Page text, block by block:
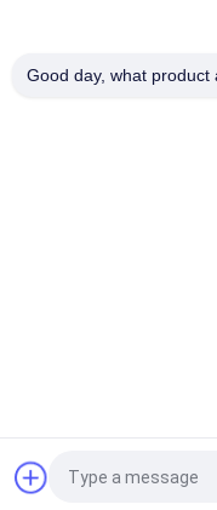
KL-C2PP Flowserve
Good day, what